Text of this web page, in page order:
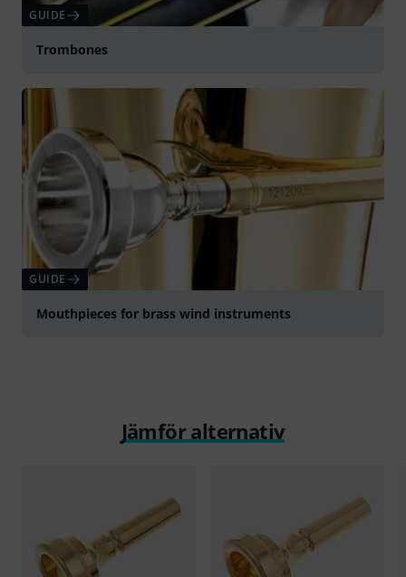
GUIDE
Trombones
GUIDE
Mouthpieces for brass wind instruments
Jämför alternativ